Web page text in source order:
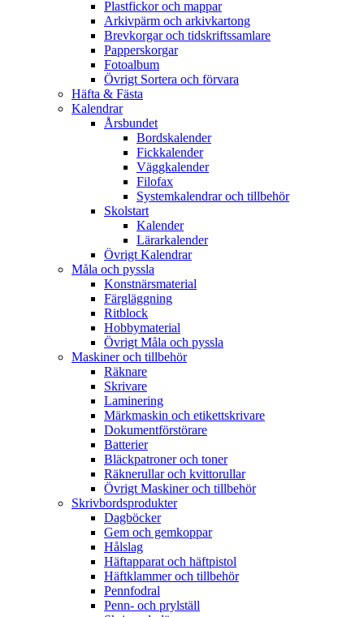
Plastfickor och mappar
Arkivpärm och arkivkartong
Brevkorgar och tidskriftssamlare
Papperskorgar
Fotoalbum
Övrigt Sortera och förvara
Häfta & Fästa
Kalendrar
Årsbundet
Bordskalender
Fickkalender
Väggkalender
Filofax
Systemkalendrar och tillbehör
Skolstart
Kalender
Lärarkalender
Övrigt Kalendrar
Måla och pyssla
Konstnärsmaterial
Färgläggning
Ritblock
Hobbymaterial
Övrigt Måla och pyssla
Maskiner och tillbehör
Räknare
Skrivare
Laminering
Märkmaskin och etikettskrivare
Dokumentförstörare
Batterier
Bläckpatroner och toner
Räknerullar och kvittorullar
Övrigt Maskiner och tillbehör
Skrivbordsprodukter
Dagböcker
Gem och gemkoppar
Hålslag
Häftapparat och häftpistol
Häftklammer och tillbehör
Pennfodral
Penn- och prylställ